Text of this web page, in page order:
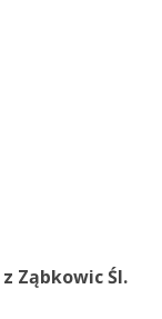
Ząbkowic Śl.